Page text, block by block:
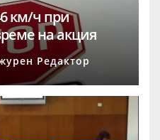
км/ч при
на акция
Редактор